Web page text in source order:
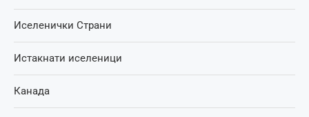
Иселенички Страни
Истакнати иселеници
Канада